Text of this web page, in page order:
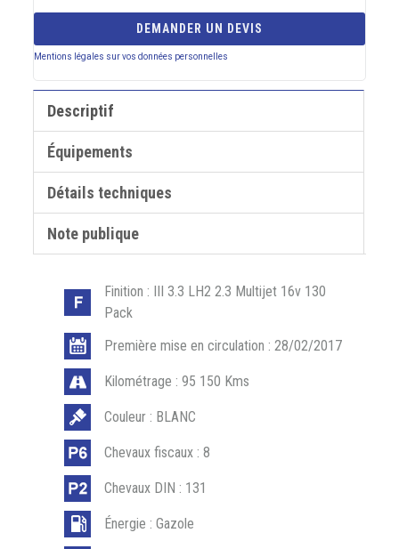
DEMANDER UN DEVIS
Mentions légales sur vos données personnelles
Descriptif
Équipements
Détails techniques
Note publique
Finition : III 3.3 LH2 2.3 Multijet 16v 130
Pack
Première mise en circulation : 28/02/2017
Kilométrage : 95 150 Kms
Couleur : BLANC
Chevaux fiscaux : 8
Chevaux DIN : 131
Énergie : Gazole